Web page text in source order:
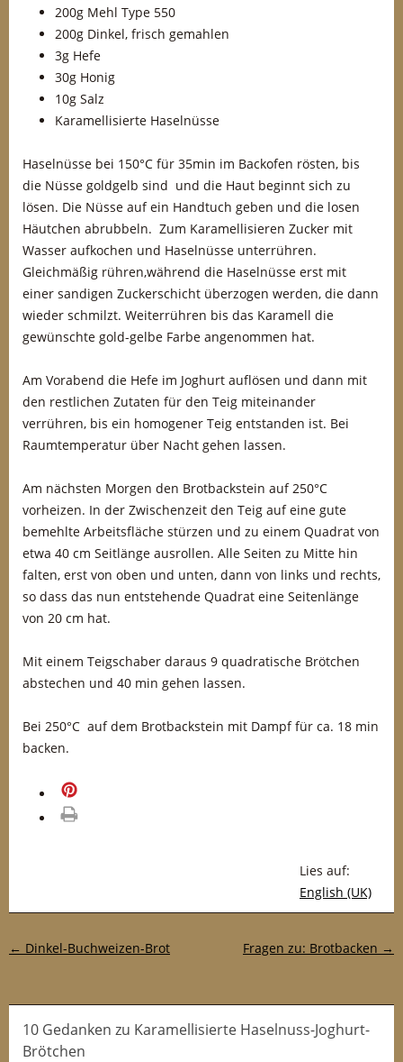
200g Mehl Type 550
200g Dinkel, frisch gemahlen
3g Hefe
30g Honig
10g Salz
Karamellisierte Haselnüsse
Haselnüsse bei 150°C für 35min im Backofen rösten, bis
die Nüsse goldgelb sind und die Haut beginnt sich zu
lösen. Die Nüsse auf ein Handtuch geben und die losen
Häutchen abrubbeln. Zum Karamellisieren Zucker mit
Wasser aufkochen und Haselnüsse unterrühren.
Gleichmäßig rühren,während die Haselnüsse erst mit
einer sandigen Zuckerschicht überzogen werden, die dann
wieder schmilzt. Weiterrühren bis das Karamell die
gewünschte gold-gelbe Farbe angenommen hat.
Am Vorabend die Hefe im Joghurt auflösen und dann mit
den restlichen Zutaten für den Teig miteinander
verrühren, bis ein homogener Teig entstanden ist. Bei
Raumtemperatur über Nacht gehen lassen.
Am nächsten Morgen den Brotbackstein auf 250°C
vorheizen. In der Zwischenzeit den Teig auf eine gute
bemehlte Arbeitsfläche stürzen und zu einem Quadrat von
etwa 40 cm Seitlänge ausrollen. Alle Seiten zu Mitte hin
falten, erst von oben und unten, dann von links und rechts,
so dass das nun entstehende Quadrat eine Seitenlänge
von 20 cm hat.
Mit einem Teigschaber daraus 9 quadratische Brötchen
abstechen und 40 min gehen lassen.
Bei 250°C auf dem Brotbackstein mit Dampf für ca. 18 min
backen.
Lies auf:
English (UK)
Post-Navigation
← Dinkel-Buchweizen-Brot Fragen zu: Brotbacken →
10 Gedanken zu Karamellisierte Haselnuss-Joghurt-
Brötchen